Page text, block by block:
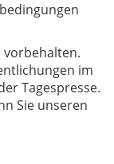
vorbehalten.
im
Tagespresse.
Sie unseren